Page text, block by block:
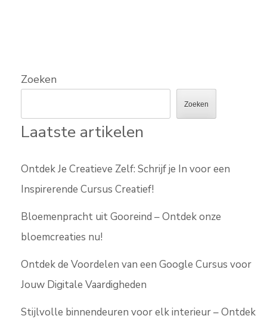
Zoeken
Zoeken
Laatste artikelen
Ontdek Je Creatieve Zelf: Schrijf je In voor een
Inspirerende Cursus Creatief!
Bloemenpracht uit Gooreind – Ontdek onze
bloemcreaties nu!
Ontdek de Voordelen van een Google Cursus voor
Jouw Digitale Vaardigheden
Stijlvolle binnendeuren voor elk interieur – Ontdek